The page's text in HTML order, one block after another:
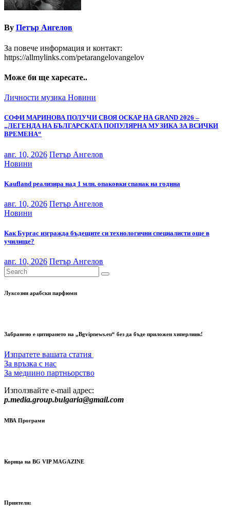
By Петър Ангелов
За повече информация и контакт:
https://allmylinks.com/petarangelovangelov
Може би ще харесате..
Личности музика Новини
СОФИ МАРИНОВА ПОЛУЧИ СВОЯ ОСКАР НА GRAND 2026 –
„ЛЕГЕНДА НА БЪЛГАРСКАТА ПОПУЛЯРНА МУЗИКА ЗА ВСИЧКИ
ВРЕМЕНА“
авг. 10, 2026 Петър Ангелов
Новини
Kaufland реализира над 1 млн. опаковки спанак на година
авг. 10, 2026 Петър Ангелов
Новини
Как Бургас изгражда бъдещите си технологични специалисти още в
училище?
авг. 10, 2026 Петър Ангелов
Луксозни арабски парфюми
Забранено е цитирането на „Bgvipnews.eu“ без да бъде приложен хиперлинк!
Изпратете вашата статия
За връзка с нас
За медиино партньорство
Използвайте e-mail адрес:
p.media.group.bulgaria@gmail.com
МВА Програми
Корица на BG VIP MAGAZINE
Приятели: